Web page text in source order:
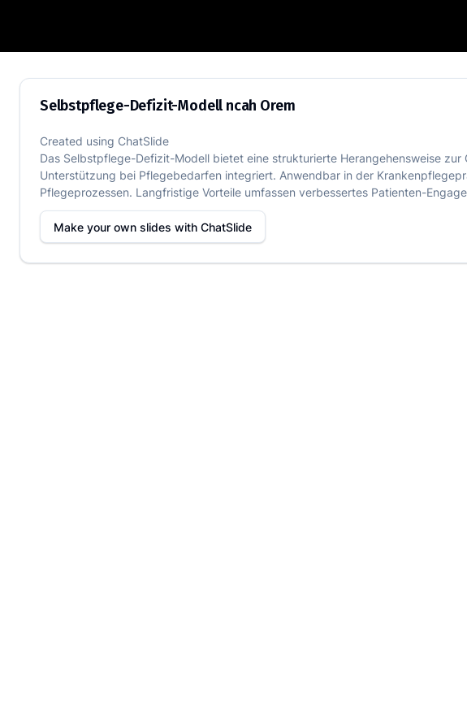
Selbstpflege-Defizit-Modell ncah Orem
Selbstpflege-Defizit-Modell ncah Orem
Created using ChatSlide
Das Selbstpflege-Defizit-Modell bietet eine strukturierte Herangehensweise
Unterstützung bei Pflegebedarfen integriert. Anwendbar in der
Pflegeprozessen. Langfristige Vorteile umfassen verbessertes Patienten-
Make your own slides with ChatSlide